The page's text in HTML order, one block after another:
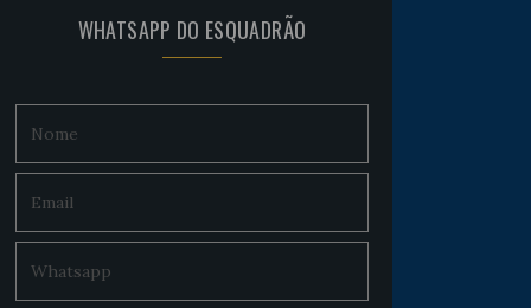
WHATSAPP DO ESQUADRÃO